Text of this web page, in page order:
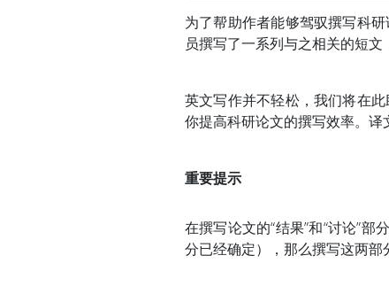
为了帮助作者能够驾驭撰写科
员撰写了一系列与之相关的短文
英文写作并不轻松，我们将在
你提高科研论文的撰写效率。译
重要提示
在撰写论文的“结果”和“讨论”
分已经确定），那么撰写这两部